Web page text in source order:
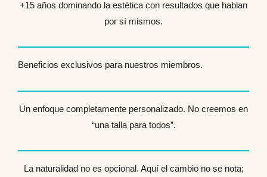
+15 años dominando la estética con resultados que hablan
por sí mismos.
Beneficios exclusivos para nuestros miembros.
Un enfoque completamente personalizado. No creemos en
“una talla para todos”.
La naturalidad no es opcional. Aquí el cambio no se nota;